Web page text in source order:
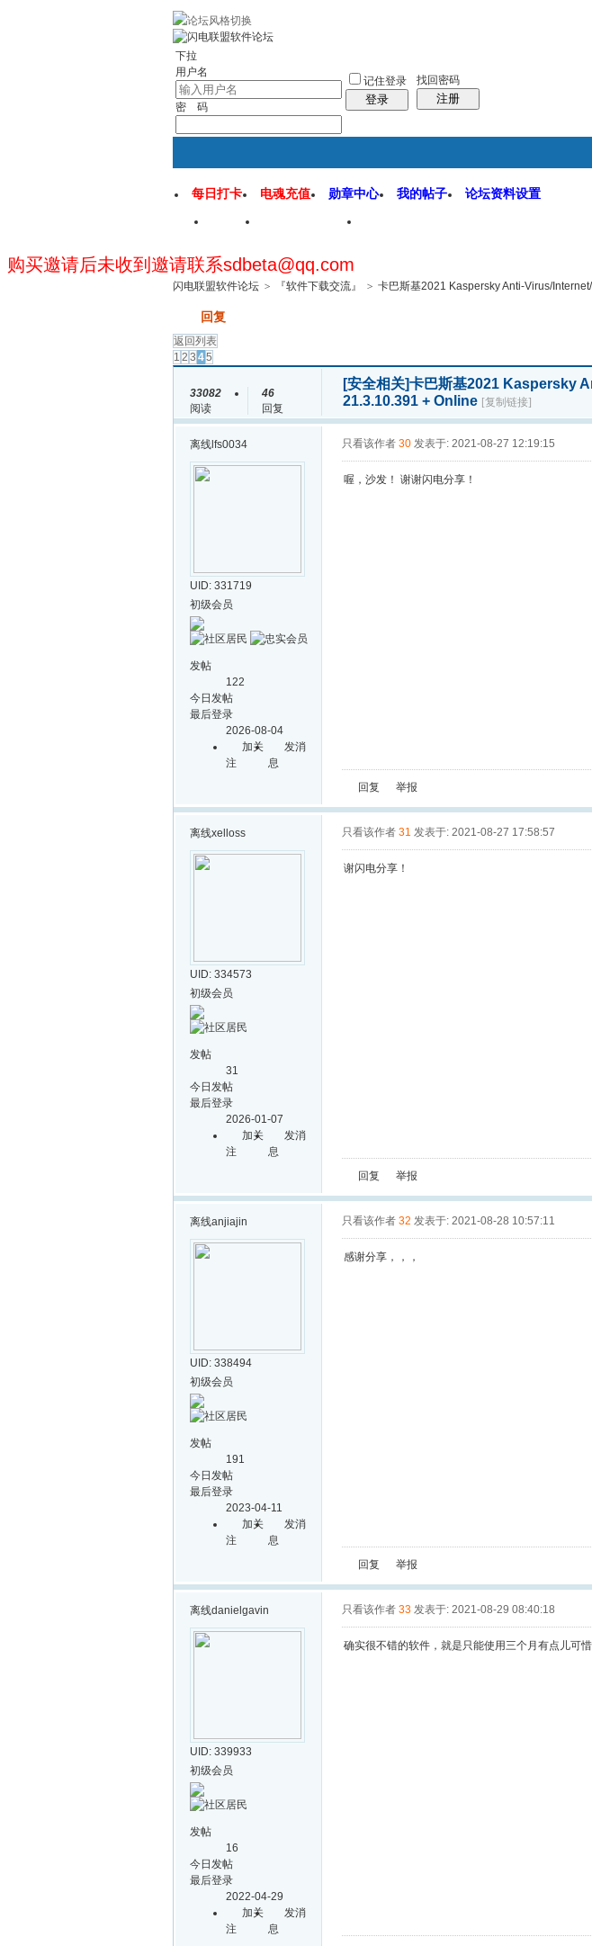
下拉
用户名
密 码
记住登录
登录
找回密码
注册
首页 闪电联盟论坛
每日打卡 电魂充值 勋章中心 我的帖子 论坛资料设置
购买邀请后未收到邀请联系sdbeta@qq.com
闪电联盟软件论坛 > 『软件下载交流』 > 卡巴斯基2021 Kaspersky Anti-Virus/
回复
返回列表
1 2 3 45
33082
阅读
46
回复
[安全相关]卡巴斯基2021 Kaspersky
21.3.10.391 + Online [复制链接]
离线 lfs0034
UID: 331719
初级会员
发帖
122
今日发帖
最后登录
2026-08-04
加关
注
发消
息
只看该作者 30 发表于: 2021-08-27 12:19:15
喔，沙发！ 谢谢闪电分享！
回复 举报
离线xelloss
UID: 334573
初级会员
发帖
31
今日发帖
最后登录
2026-01-07
加关
注
发消
息
只看该作者 31 发表于: 2021-08-27 17:58:57
谢闪电分享！
回复 举报
离线anjiajin
UID: 338494
初级会员
发帖
191
今日发帖
最后登录
2023-04-11
加关
注
发消
息
只看该作者 32 发表于: 2021-08-28 10:57:11
感谢分享，，，
回复 举报
离线danielgavin
UID: 339933
初级会员
发帖
16
今日发帖
最后登录
2022-04-29
加关
注
发消
息
只看该作者 33 发表于: 2021-08-29 08:40:18
确实很不错的软件，就是只能使用三个月有点儿可惜